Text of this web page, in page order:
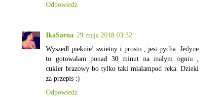
Odpowiedz
IkaSarna 29 maja 2018 03:32
Wyszedl pieknie! swietny i prosto , jest pycha. Jedyne
to gotowalam ponad 30 minut na malym ogniu ,
cukier brazowy bo tylko taki mialampod reka. Dzieki
za przepis :)
Odpowiedz